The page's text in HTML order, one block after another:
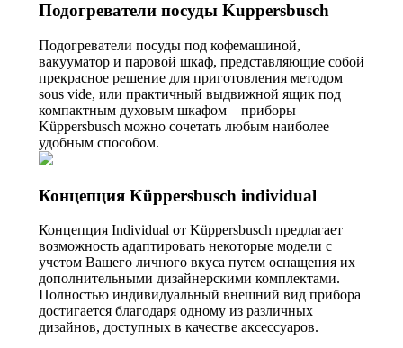
Подогреватели посуды Kuppersbusch
Подогреватели посуды под кофемашиной,
вакууматор и паровой шкаф, представляющие собой
прекрасное решение для приготовления методом
sous vide, или практичный выдвижной ящик под
компактным духовым шкафом – приборы
Küppersbusch можно сочетать любым наиболее
удобным способом.
Концепция Küppersbusch individual
Концепция Individual от Küppersbusch предлагает
возможность адаптировать некоторые модели с
учетом Вашего личного вкуса путем оснащения их
дополнительными дизайнерскими комплектами.
Полностью индивидуальный внешний вид прибора
достигается благодаря одному из различных
дизайнов, доступных в качестве аксессуаров.